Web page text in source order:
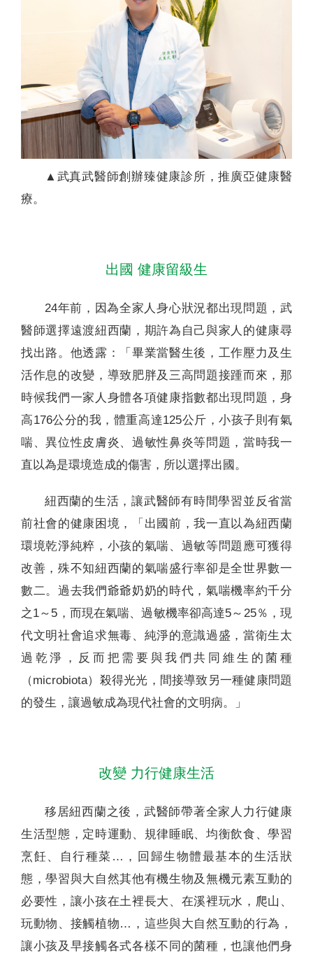
▲武真武醫師創辦臻健康診所，推廣亞健康醫
療。
出國 健康留級生
24年前，因為全家人身心狀況都出現問題，武
醫師選擇遠渡紐西蘭，期許為自己與家人的健康尋
找出路。他透露：「畢業當醫生後，工作壓力及生
活作息的改變，導致肥胖及三高問題接踵而來，那
時候我們一家人身體各項健康指數都出現問題，身
高176公分的我，體重高達125公斤，小孩子則有氣
喘、異位性皮膚炎、過敏性鼻炎等問題，當時我一
直以為是環境造成的傷害，所以選擇出國。
紐西蘭的生活，讓武醫師有時間學習並反省當
前社會的健康困境，「出國前，我一直以為紐西蘭
環境乾淨純粹，小孩的氣喘、過敏等問題應可獲得
改善，殊不知紐西蘭的氣喘盛行率卻是全世界數一
數二。過去我們爺爺奶奶的時代，氣喘機率約千分
之1～5，而現在氣喘、過敏機率卻高達5～25％，現
代文明社會追求無毒、純淨的意識過盛，當衛生太
過乾淨，反而把需要與我們共同維生的菌種
（microbiota）殺得光光，間接導致另一種健康問題
的發生，讓過敏成為現代社會的文明病。」
改變 力行健康生活
移居紐西蘭之後，武醫師帶著全家人力行健康
生活型態，定時運動、規律睡眠、均衡飲食、學習
烹飪、自行種菜…，回歸生物體最基本的生活狀
態，學習與大自然其他有機生物及無機元素互動的
必要性，讓小孩在土裡長大、在溪裡玩水，爬山、
玩動物、接觸植物…，這些與大自然互動的行為，
讓小孩及早接觸各式各樣不同的菌種，也讓他們身